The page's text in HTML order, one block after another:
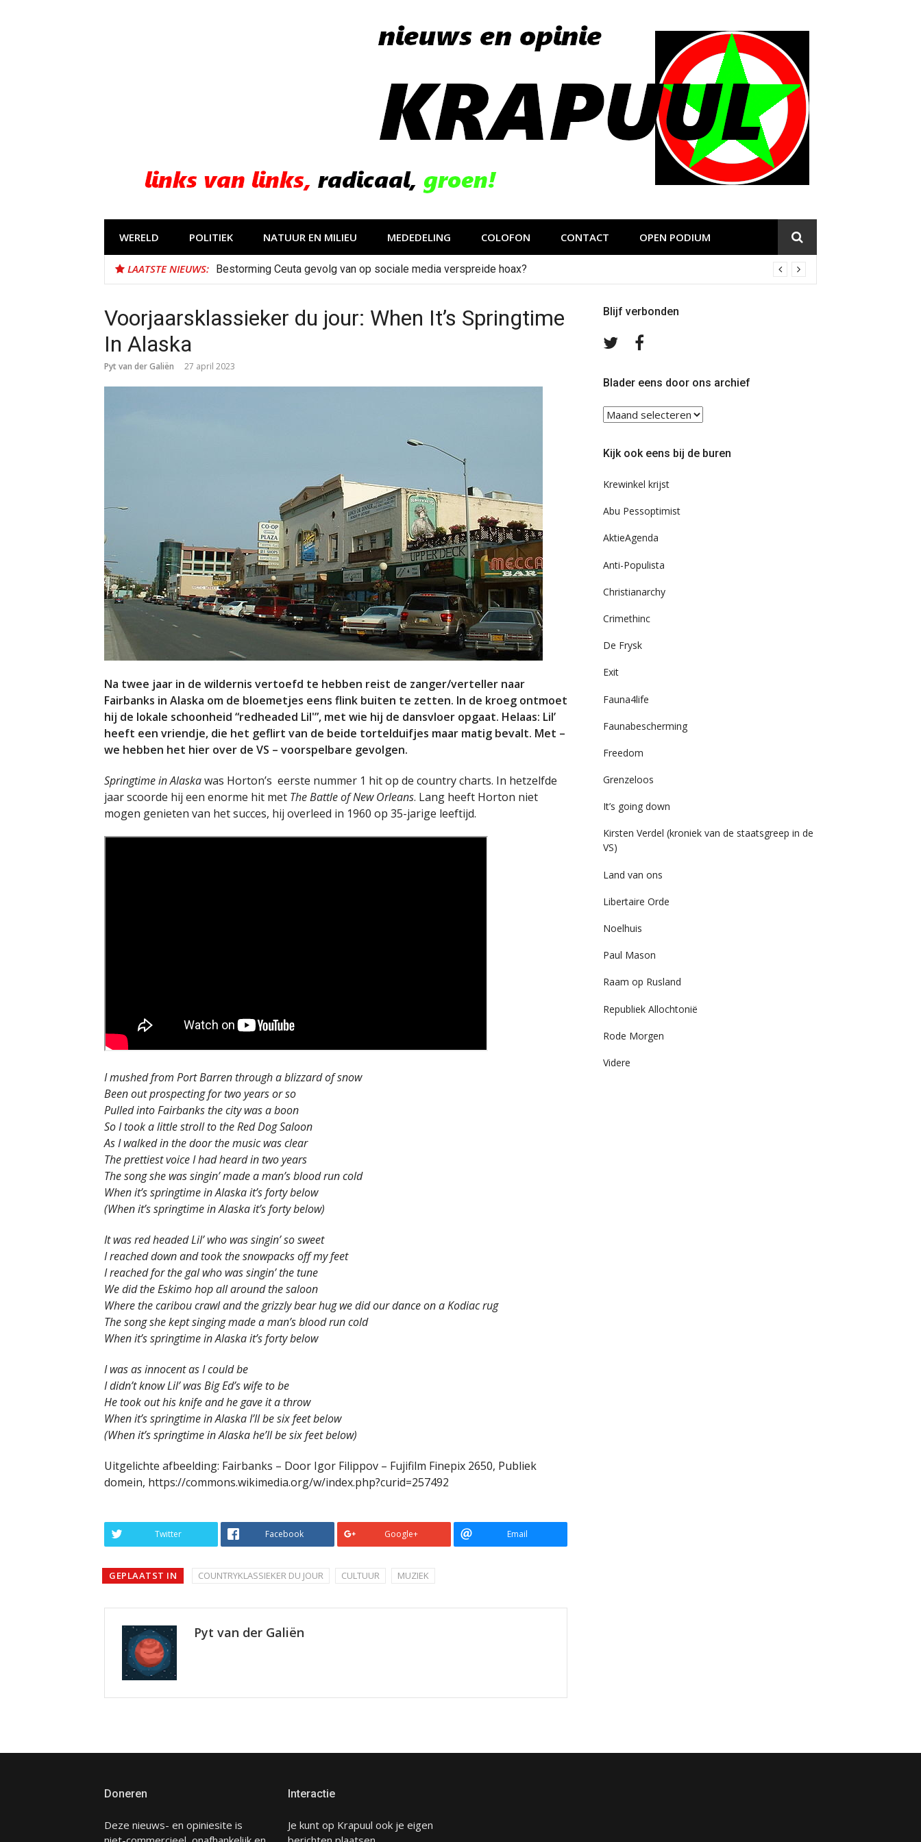
WERELD POLITIEK NATUUR EN MILIEU MEDEDELING COLOFON CONTACT OPEN PODIUM
LAATSTE NIEUWS: Bestorming Ceuta gevolg van op sociale media verspreide hoax?
Voorjaarsklassieker du jour: When It’s Springtime
In Alaska
Pyt van der Galiën 27 april 2023
Na twee jaar in de wildernis vertoefd te hebben reist de zanger/verteller naar
Fairbanks in Alaska om de bloemetjes eens flink buiten te zetten. In de kroeg ontmoet
hij de lokale schoonheid “redheaded Lil'”, met wie hij de dansvloer opgaat. Helaas: Lil’
heeft een vriendje, die het geflirt van de beide tortelduifjes maar matig bevalt. Met –
we hebben het hier over de VS – voorspelbare gevolgen.
Springtime in Alaskawas Horton’s eerste nummer 1 hit op de country charts. In hetzelfde
jaar scoorde hij een enorme hit met The Battle of New Orleans. Lang heeft Horton niet
mogen genieten van het succes, hij overleed in 1960 op 35-jarige leeftijd.
I mushed from Port Barren through a blizzard of snow
Been out prospecting for two years or so
Pulled into Fairbanks the city was a boon
So I took a little stroll to the Red Dog Saloon
As I walked in the door the music was clear
The prettiest voice I had heard in two years
The song she was singin’ made a man’s blood run cold
When it’s springtime in Alaska it’s forty below
(When it’s springtime in Alaska it’s forty below)
It was red headed Lil’ who was singin’ so sweet
I reached down and took the snowpacks off my feet
I reached for the gal who was singin’ the tune
We did the Eskimo hop all around the saloon
Where the caribou crawl and the grizzly bear hug we did our dance on a Kodiac rug
The song she kept singing made a man’s blood run cold
When it’s springtime in Alaska it’s forty below
I was as innocent as I could be
I didn’t know Lil’ was Big Ed’s wife to be
He took out his knife and he gave it a throw
When it’s springtime in Alaska I’ll be six feet below
(When it’s springtime in Alaska he’ll be six feet below)
Uitgelichte afbeelding: Fairbanks – Door Igor Filippov – Fujifilm Finepix 2650, Publiek
domein, https://commons.wikimedia.org/w/index.php?curid=257492
Twitter Facebook Google+ Email
GEPLAATST IN COUNTRYKLASSIEKER DU JOUR CULTUUR MUZIEK
Pyt van der Galiën
Blijf verbonden
Volg
TwitterFacebook
Blader eens door ons archief
Blader
eens
ons
Kijk ook eens bij de buren
Krewinkel krijst
Abu Pessoptimist
AktieAgenda
Anti-Populista
Christianarchy
Crimethinc
De Frysk
Exit
Fauna4life
Faunabescherming
Freedom
Grenzeloos
It’s going down
Kirsten Verdel (kroniek van de staatsgreep in de
VS)
Land van ons
Libertaire Orde
Noelhuis
Paul Mason
Raam op Rusland
Republiek Allochtonië
Rode Morgen
Videre
Doneren
Deze nieuws- en opiniesite is
Interactie
Je kunt op Krapuul ook je eigen